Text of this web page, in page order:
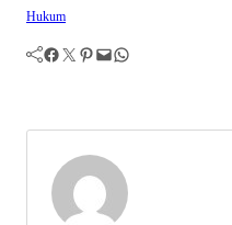
Hukum
Facebook Twitter Pinterest Mail WhatsApp